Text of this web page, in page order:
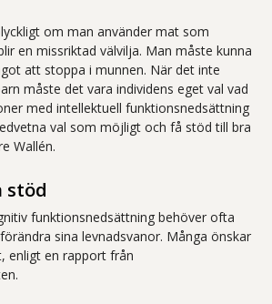
om man använder mat som
en missriktad välvilja. Man måste kunna
att stoppa i munnen. När det inte
måste det vara individens eget val vad
med intellektuell funktionsnedsättning
val som möjligt och få stöd till bra
Wallén.
stöd
funktionsnedsättning behöver ofta
sina levnadsvanor. Många önskar
enligt en rapport från